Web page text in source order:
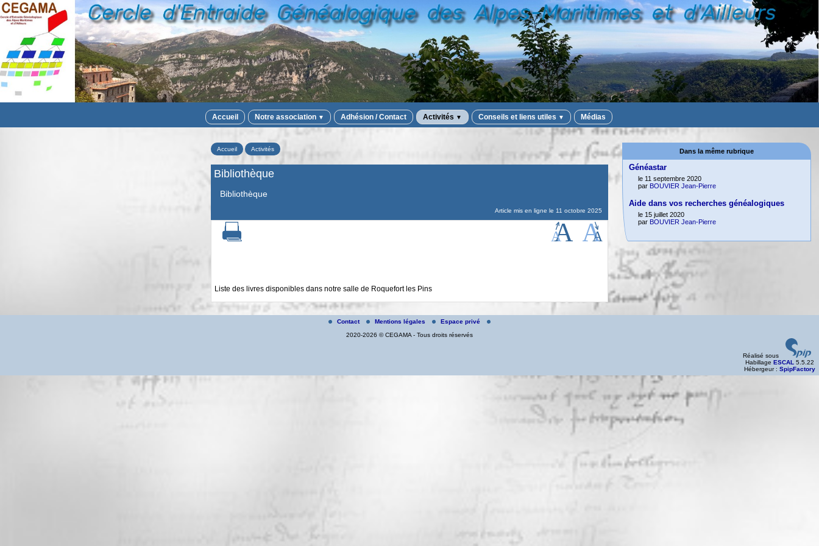
Accueil Notre association ▼ Adhésion / Contact Activités ▼ Conseils et liens utiles ▼ Médias
Accueil Activités
Bibliothèque
Bibliothèque
Article mis en ligne le 11 octobre 2025
Liste des livres disponibles dans notre salle de Roquefort les Pins
Dans la même rubrique
Généastar
le 11 septembre 2020
par BOUVIER Jean-Pierre
Aide dans vos recherches généalogiques
le 15 juillet 2020
par BOUVIER Jean-Pierre
Contact Mentions légales
Espace privé
2020-2026 © CEGAMA - Tous droits réservés
Réalisé sous
Habillage ESCAL 5.5.22
Hébergeur : SpipFactory